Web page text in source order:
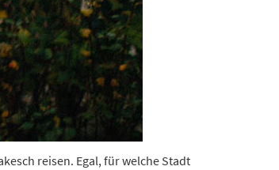
reisen. Egal, für welche Stadt